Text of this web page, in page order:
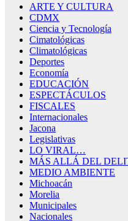
ARTE Y CULTURA
CDMX
Ciencia y Tecnología
Cimatológicas
Climatológicas
Deportes
Economía
EDUCACIÓN
ESPECTÁCULOS
FISCALES
Internacionales
Jacona
Legislativas
LO VIRAL…
MÁS ALLÁ DEL
MEDIO AMBIENTE
Michoacán
Morelia
Municipales
Nacionales